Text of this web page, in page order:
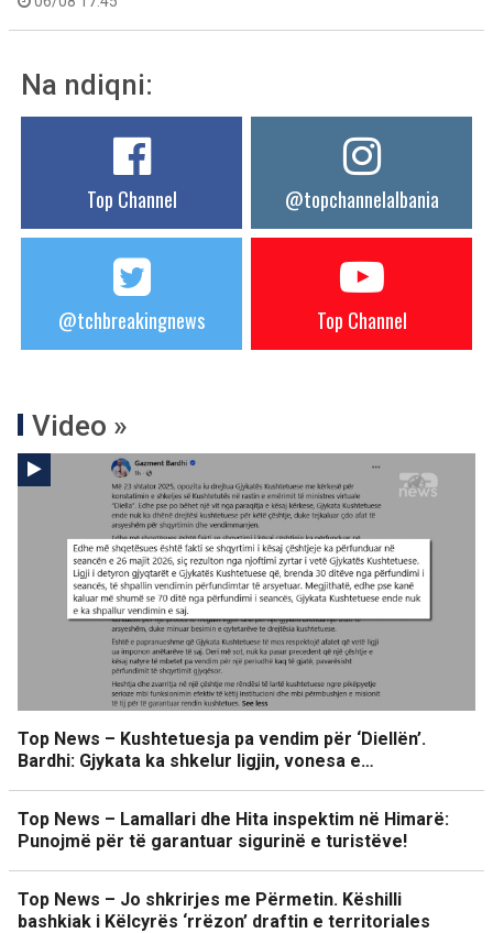
Na ndiqni:
Top Channel @topchannelalbania
@tchbreakingnews Top Channel
Video »
Top News – Kushtetuesja pa vendim për ‘Diellën’.
Bardhi: Gjykata ka shkelur ligjin, vonesa e…
Top News – Lamallari dhe Hita inspektim në Himarë:
Punojmë për të garantuar sigurinë e turistëve!
Top News – Jo shkrirjes me Përmetin. Këshilli
bashkiak i Këlcyrës ‘rrëzon’ draftin e territoriales